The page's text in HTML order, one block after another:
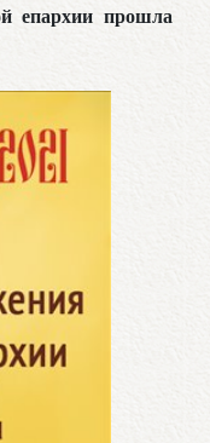
епархии прошла